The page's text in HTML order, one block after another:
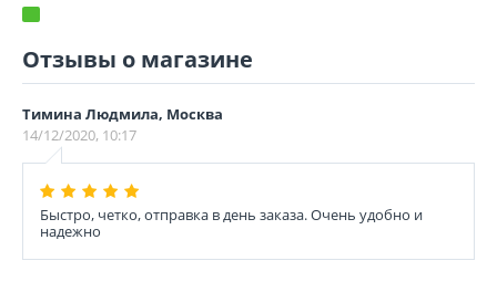
Отзывы о магазине
Тимина Людмила, Москва
14/12/2020, 10:17
Быстро, четко, отправка в день заказа. Очень удобно и
надежно